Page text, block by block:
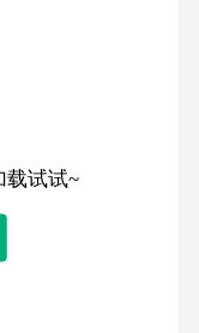
载试试~